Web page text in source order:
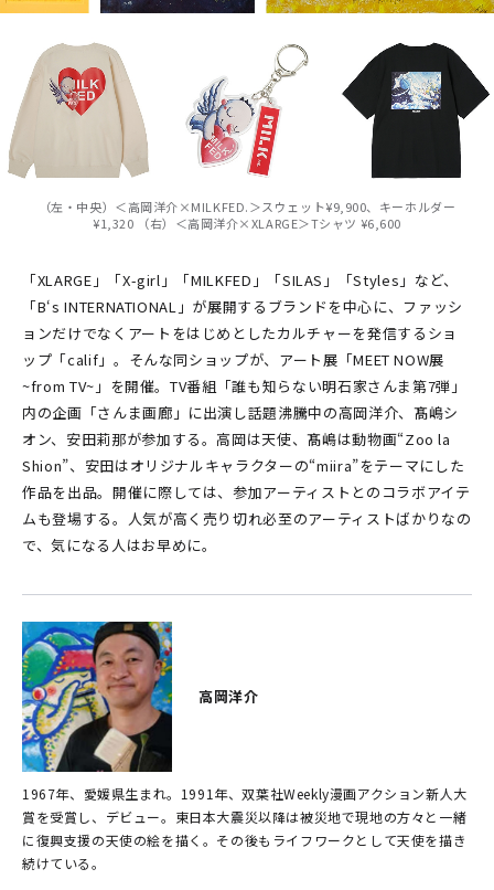
（左・中央）＜高岡洋介×MILKFED.＞スウェット¥9,900、キーホルダー
¥1,320 （右）＜高岡洋介×XLARGE＞Tシャツ ¥6,600
「XLARGE」「X-girl」「MILKFED」「SILAS」「Styles」など、
「B‘s INTERNATIONAL」が展開するブランドを中心に、ファッシ
ョンだけでなくアートをはじめとしたカルチャーを発信するショ
ップ「calif」。そんな同ショップが、アート展「MEET NOW展
~from TV~」を開催。TV番組「誰も知らない明石家さんま第7弾」
内の企画「さんま画廊」に出演し話題沸騰中の高岡洋介、髙嶋シ
オン、安田莉那が参加する。高岡は天使、髙嶋は動物画“Zoo la
Shion”、安田はオリジナルキャラクターの“miira”をテーマにした
作品を出品。開催に際しては、参加アーティストとのコラボアイテ
ムも登場する。人気が高く売り切れ必至のアーティストばかりなの
で、気になる人はお早めに。
高岡洋介
1967年、愛媛県生まれ。1991年、双葉社Weekly漫画アクション新人大
賞を受賞し、デビュー。東日本大震災以降は被災地で現地の方々と一緒
に復興支援の天使の絵を描く。その後もライフワークとして天使を描き
続けている。